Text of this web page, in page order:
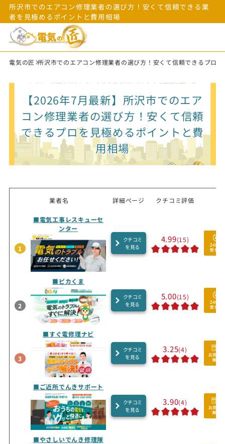
所沢市でのエアコン修理業者の選び方！安くて信頼できる業
者を見極めるポイントと費用相場
電気の匠 所沢市でのエアコン修理業者の選び方！安くて信頼できるプロ
【2026年7月最新】所沢市でのエア
コン修理業者の選び方！安くて信頼
できるプロを見極めるポイントと費
用相場
業者名 詳細ページ クチコミ評価
1
■電気工事レスキューセ
ンター
クチコミ
を見る
4.99(15)
2
■ピカくま
クチコミ
を見る
5.00(15)
3
■すぐ電修理ナビ
クチコミ
を見る
3.25(4)
■ご近所でんきサポート
クチコミ
を見る
3.90(4)
■やさしいでんき修理隊